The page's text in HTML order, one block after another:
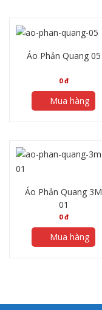
Áo Phản Quang 05
0đ
Mua hàng
Áo Phản Quang 3M
01
0đ
Mua hàng